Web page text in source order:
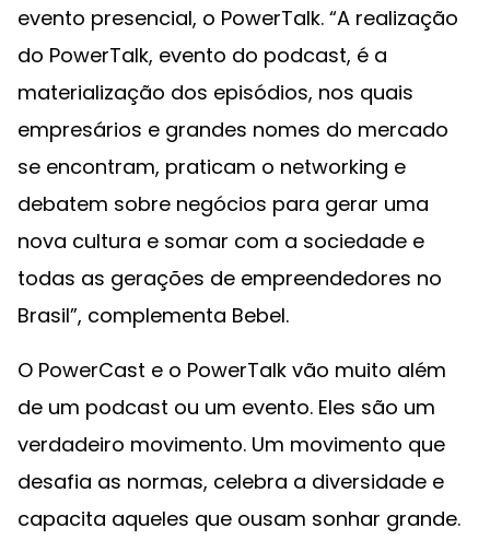
evento presencial, o PowerTalk. “A realização
do PowerTalk, evento do podcast, é a
materialização dos episódios, nos quais
empresários e grandes nomes do mercado
se encontram, praticam o networking e
debatem sobre negócios para gerar uma
nova cultura e somar com a sociedade e
todas as gerações de empreendedores no
Brasil”, complementa Bebel.
O PowerCast e o PowerTalk vão muito além
de um podcast ou um evento. Eles são um
verdadeiro movimento. Um movimento que
desafia as normas, celebra a diversidade e
capacita aqueles que ousam sonhar grande.